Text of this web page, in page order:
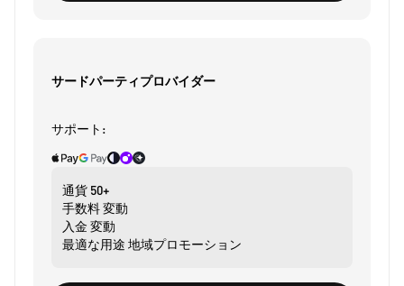
サードパーティプロバイダー
サポート:
通貨 50+
手数料変動
入金 変動
最適な用途 地域プロモーション